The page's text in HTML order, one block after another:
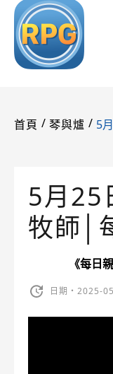
首頁 / 琴與爐 / 5
5月25
牧師│
《每日
日期・2025-